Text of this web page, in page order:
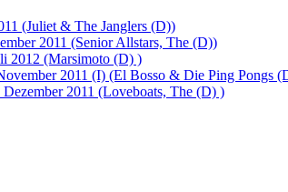
(Juliet & The Janglers (D))
2011 (Senior Allstars, The (D))
2012 (Marsimoto (D) )
2011 (I) (El Bosso & Die Ping Pongs
2011 (Loveboats, The (D) )